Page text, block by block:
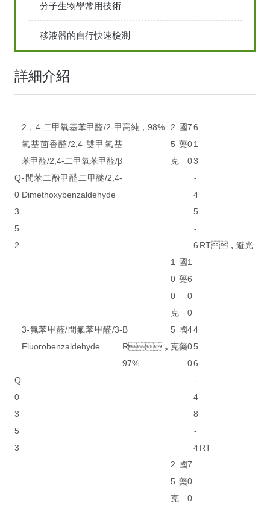
分子生物學常用技術
移液器的自行快速檢測
詳細介紹
Q
0
3
5
2
2，4-二甲氧基苯甲醛/2-甲
氧基茴香醛/2,4-雙甲氧基
苯甲醛/2,4-二甲氧苯甲醛/β
-間苯二酚甲醛二甲醚/2,4-
Dimethoxybenzaldehyde
高純，98%
2
5
克
國
藥
7
0
0
6
1
3
-
4
5
-
6 RT，避光
1
0
0
克
國
藥
1
6
0
0
Q
0
3
5
3
3-氟苯甲醛/間氟苯甲醛/3-
Fluorobenzaldehyde
B
R，
97%
5
克
國
藥
4
0
0
4
5
6
-
4
8
-
4RT
2
5
克
國
藥
7
0
0